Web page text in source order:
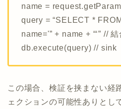
name =
query = “SELECT *
name='” + name + “‘” // 結
db.execute(query) // sink
この場合、検証を挟まない経
ェクションの可能性ありとし